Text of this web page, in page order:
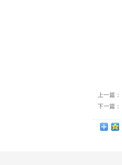
上一篇：
下一篇：